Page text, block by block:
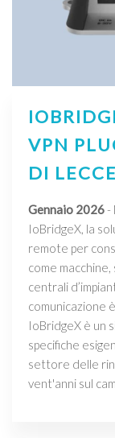
VPN
DI LECCE
Gennaio 2026-
IoBridgeX, la
remote per
come
centrali
comunicazione
IoBridgeX è un
specifiche
settore delle
vent'anni sul